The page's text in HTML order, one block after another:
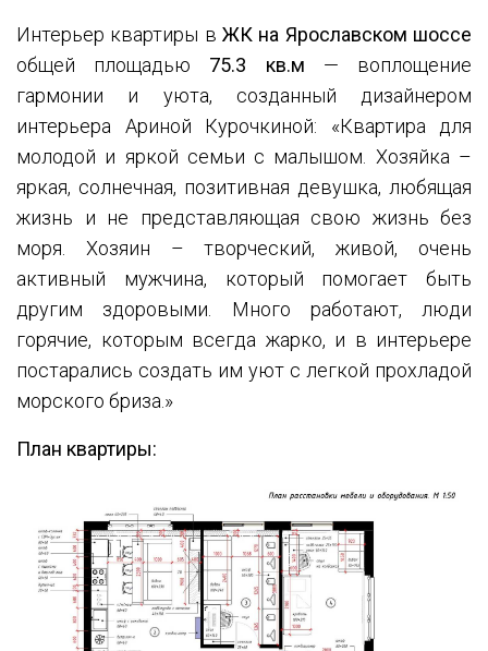
Интерьер квартиры в ЖК на Ярославском шоссе
общей площадью 75.3 кв.м — воплощение
гармонии и уюта, созданный дизайнером
интерьера Ариной Курочкиной: «Квартира для
молодой и яркой семьи с малышом. Хозяйка –
яркая, солнечная, позитивная девушка, любящая
жизнь и не представляющая свою жизнь без
моря. Хозяин – творческий, живой, очень
активный мужчина, который помогает быть
другим здоровыми. Много работают, люди
горячие, которым всегда жарко, и в интерьере
постарались создать им уют с легкой прохладой
морского бриза.»
План квартиры: